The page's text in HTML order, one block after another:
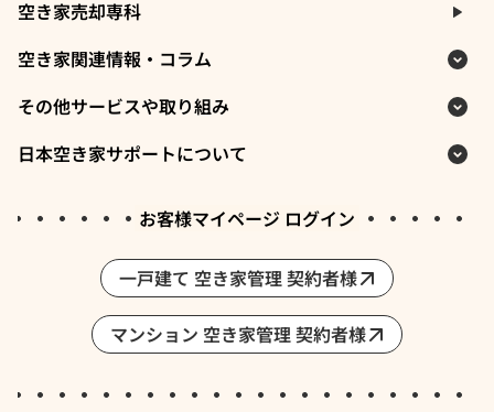
空き家売却専科
空き家関連情報・コラム
その他サービスや取り組み
日本空き家サポートについて
お客様マイページ ログイン
一戸建て 空き家管理 契約者様
マンション 空き家管理 契約者様